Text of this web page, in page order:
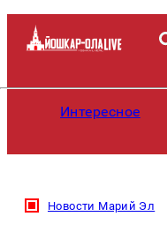
Интересное
Новости Марий Эл